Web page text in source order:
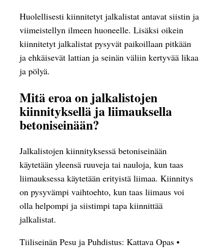
Huolellisesti kiinnitetyt jalkalistat antavat siistin ja
viimeistellyn ilmeen huoneelle. Lisäksi oikein
kiinnitetyt jalkalistat pysyvät paikoillaan pitkään
ja ehkäisevät lattian ja seinän väliin kertyvää likaa
ja pölyä.
Mitä eroa on jalkalistojen
kiinnityksellä ja liimauksella
betoniseinään?
Jalkalistojen kiinnityksessä betoniseinään
käytetään yleensä ruuveja tai nauloja, kun taas
liimauksessa käytetään erityistä liimaa. Kiinnitys
on pysyvämpi vaihtoehto, kun taas liimaus voi
olla helpompi ja siistimpi tapa kiinnittää
jalkalistat.
Tiiliseinän Pesu ja Puhdistus: Kattava Opas •